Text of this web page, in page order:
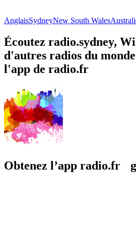
AnglaisSydneyNew South Wales
Écoutez radio.sydney,
d'autres radios du
l'app de radio.fr
Obtenez l’app radio.fr